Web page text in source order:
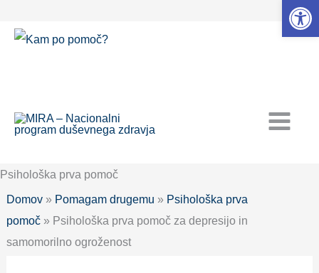
Psihološka prva pomoč
Domov» Pomagam drugemu » Psihološka prva
pomoč» Psihološka prva pomoč za depresijo in
samomorilno ogroženost